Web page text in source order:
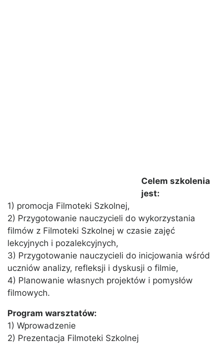
Celem szkolenia
jest:
1) promocja Filmoteki Szkolnej,
2) Przygotowanie nauczycieli do wykorzystania
filmów z Filmoteki Szkolnej w czasie zajęć
lekcyjnych i pozalekcyjnych,
3) Przygotowanie nauczycieli do inicjowania wśród
uczniów analizy, refleksji i dyskusji o filmie,
4) Planowanie własnych projektów i pomysłów
filmowych.
Program warsztatów:
1) Wprowadzenie
2) Prezentacja Filmoteki Szkolnej